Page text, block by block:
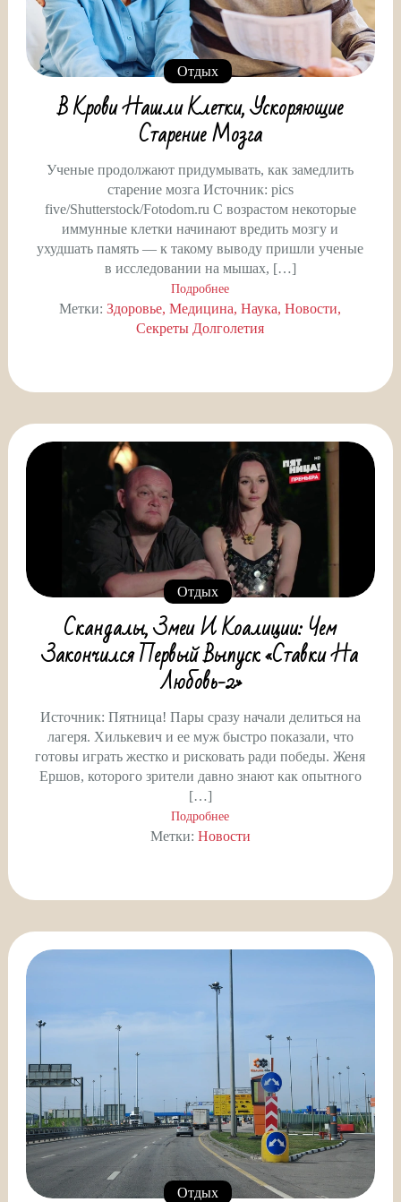
Отдых
В Крови Нашли Клетки, Ускоряющие
Старение Мозга
Ученые продолжают придумывать, как замедлить
старение мозга Источник: pics
five/Shutterstock/Fotodom.ru С возрастом некоторые
иммунные клетки начинают вредить мозгу и
ухудшать память — к такому выводу пришли ученые
в исследовании на мышах, […]
Подробнее
Метки:Здоровье Медицина Наука Новости
Секреты Долголетия
Отдых
Скандалы, Змеи И Коалиции: Чем
Закончился Первый Выпуск «Ставки На
Любовь-2»
Источник: Пятница! Пары сразу начали делиться на
лагеря. Хилькевич и ее муж быстро показали, что
готовы играть жестко и рисковать ради победы. Женя
Ершов, которого зрители давно знают как опытного
[…]
Подробнее
Метки: Новости
Отдых